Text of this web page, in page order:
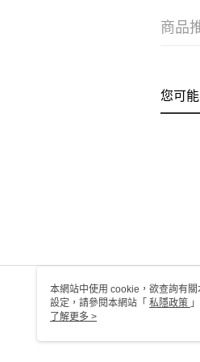
商品
您可
本網站中使用 cookie，欲查詢有
設定，請參閱本網站「 私隱政策
用 cookie。
了解更多 >